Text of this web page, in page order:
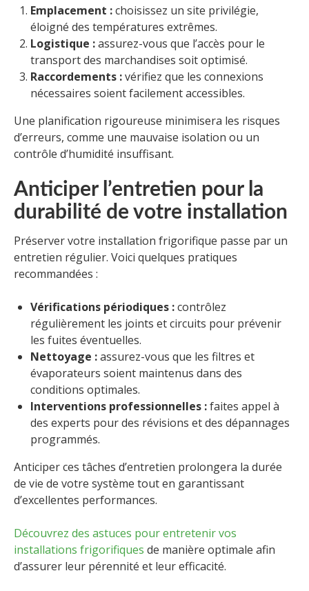
Emplacement :choisissez un site privilégie,
éloigné des températures extrêmes.
Logistique :assurez-vous que l’accès pour le
transport des marchandises soit optimisé.
Raccordements :vérifiez que les connexions
nécessaires soient facilement accessibles.
Une planification rigoureuse minimisera les risques
d’erreurs, comme une mauvaise isolation ou un
contrôle d’humidité insuffisant.
Anticiper l’entretien pour la
durabilité de votre installation
Préserver votre installation frigorifique passe par un
entretien régulier. Voici quelques pratiques
recommandées :
Vérifications périodiques :contrôlez
régulièrement les joints et circuits pour prévenir
les fuites éventuelles.
Nettoyage :assurez-vous que les filtres et
évaporateurs soient maintenus dans des
conditions optimales.
Interventions professionnelles :faites appel à
des experts pour des révisions et des dépannages
programmés.
Anticiper ces tâches d’entretien prolongera la durée
de vie de votre système tout en garantissant
d’excellentes performances.
Découvrez des astuces pour entretenir vos
installations frigorifiques de manière optimale afin
d’assurer leur pérennité et leur efficacité.